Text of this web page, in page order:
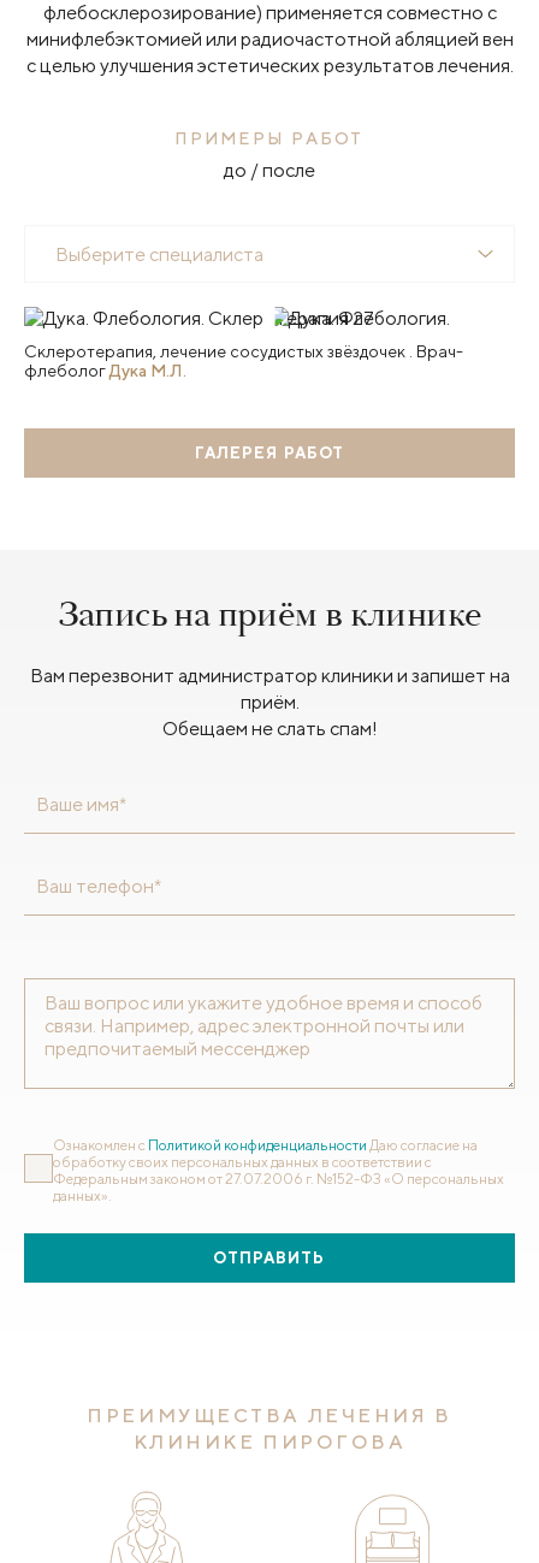
флебосклерозирование) применяется совместно с
минифлебэктомией или радиочастотной абляцией вен
с целью улучшения эстетических результатов лечения.
ПРИМЕРЫ РАБОТ
до / после
Выберите специалиста
Склеротерапия, лечение сосудистых звёздочек . Врач-
флебологДука М.Л.
ГАЛЕРЕЯ РАБОТ
Запись на приём в клинике
Вам перезвонит администратор клиники и запишет на
приём.
Обещаем не слать спам!
Ваше имя*
Ваш телефон*
Ознакомлен с Политикой конфиденциальности Даю согласие на
обработку своих персональных данных в соответствии с
Федеральным законом от 27.07.2006 г. №152-ФЗ «О персональных
данных».
ОТПРАВИТЬ
ПРЕИМУЩЕСТВА ЛЕЧЕНИЯ В
КЛИНИКЕ ПИРОГОВА